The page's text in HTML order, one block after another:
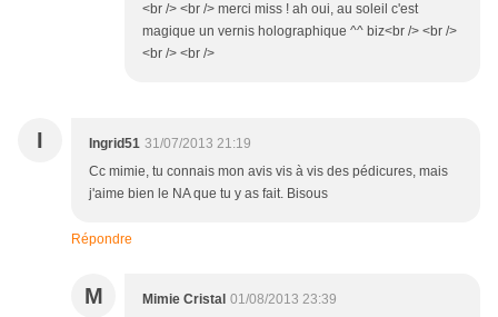
<br /> <br /> merci miss ! ah oui, au soleil c'est
magique un vernis holographique ^^ biz<br /> <br />
<br /> <br />
I Ingrid51 31/07/2013 21:19
Cc mimie, tu connais mon avis vis à vis des pédicures, mais
j'aime bien le NA que tu y as fait. Bisous
Répondre
M Mimie Cristal 01/08/2013 23:39